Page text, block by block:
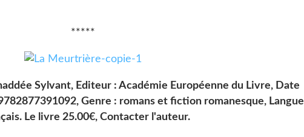
*****
Sylvant, Editeur : Académie Européenne du Livre, Date
Genre : romans et fiction romanesque, Langue
Le livre 25.00€, Contacter l'auteur.